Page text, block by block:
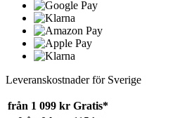
Leveranskostnader för Sverige
från 1 099 kr Gratis*